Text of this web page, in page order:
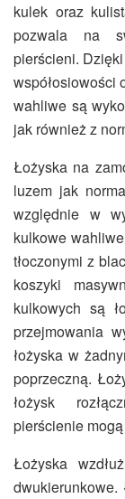
kulek oraz
pozwala na
pierścieni.
współosiowości
wahliwe są
jak również z
Łożyska na
luzem jak
względnie w
kulkowe
tłoczonymi z
koszyki
kulkowych są
przejmowania
łożyska w
poprzeczną.
łożysk
pierścienie
Łożyska